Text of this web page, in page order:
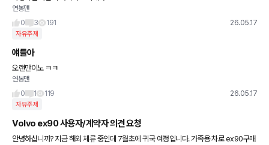
연봉맨
0
3 191 26.05.17
자유주제
얘들아
오랜만이노 ㅋㅋ
연봉맨
0
1 119 26.05.17
자유주제
Volvo ex90 사용자/계약자 의견 요청
안녕하십니까? 지금 해외 체류 중인데 7월초에 귀국 예정입니다. 가족용 차로 ex90구매